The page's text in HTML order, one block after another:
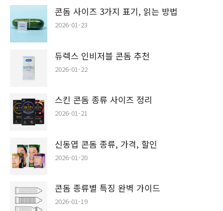
콘돔 사이즈 3가지 표기, 읽는 방법
2026-01-23
듀렉스 인비저블 콘돔 추천
2026-01-22
스킨 콘돔 종류 사이즈 정리
2026-01-21
신동엽 콘돔 종류, 가격, 할인
2026-01-20
콘돔 종류별 특징 완벽 가이드
2026-01-19